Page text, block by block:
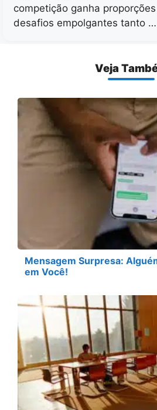
competição ganha
desafios empolgantes tanto …
Veja
Mensagem Surpresa:
em Você!